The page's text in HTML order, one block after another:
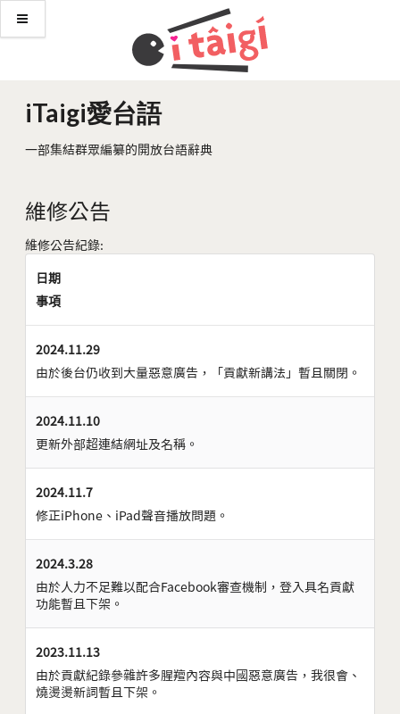
iTaigi愛台語
一部集結群眾編纂的開放台語辭典
維修公告
維修公告紀錄:
日期
事項
2024.11.29
由於後台仍收到大量惡意廣告，「貢獻新講法」暫且關閉。
2024.11.10
更新外部超連結網址及名稱。
2024.11.7
修正iPhone、iPad聲音播放問題。
2024.3.28
由於人力不足難以配合Facebook審查機制，登入具名貢獻
功能暫且下架。
2023.11.13
由於貢獻紀錄參雜許多腥羶內容與中國惡意廣告，我很會、
燒燙燙新詞暫且下架。